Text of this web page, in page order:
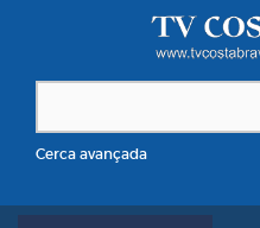
Cerca avançada